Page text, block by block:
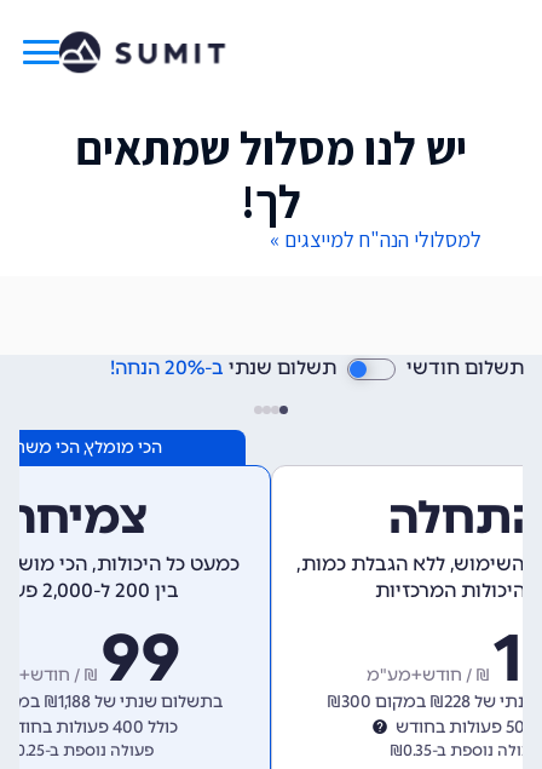
יש לנו מסלול שמתאים
לך!
למסלולי הנה"ח למייצגים »